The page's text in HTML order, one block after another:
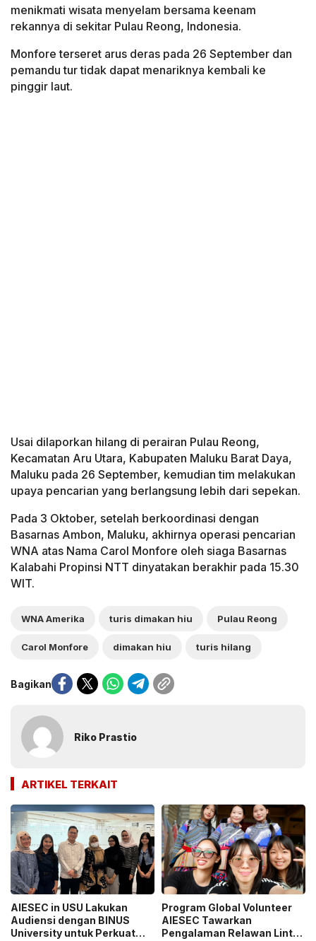
menikmati wisata menyelam bersama keenam
rekannya di sekitar Pulau Reong, Indonesia.
Monfore terseret arus deras pada 26 September dan
pemandu tur tidak dapat menariknya kembali ke
pinggir laut.
Usai dilaporkan hilang di perairan Pulau Reong,
Kecamatan Aru Utara, Kabupaten Maluku Barat Daya,
Maluku pada 26 September, kemudian tim melakukan
upaya pencarian yang berlangsung lebih dari sepekan.
Pada 3 Oktober, setelah berkoordinasi dengan
Basarnas Ambon, Maluku, akhirnya operasi pencarian
WNA atas Nama Carol Monfore oleh siaga Basarnas
Kalabahi Propinsi NTT dinyatakan berakhir pada 15.30
WIT.
WNA Amerika turis dimakan hiu Pulau Reong
Carol Monfore dimakan hiu turis hilang
Bagikan
Riko Prastio
ARTIKEL TERKAIT
AIESEC in USU Lakukan
Audiensi dengan BINUS
University untuk Perkuat
Program Global Volunteer
AIESEC Tawarkan
Pengalaman Relawan Lintas